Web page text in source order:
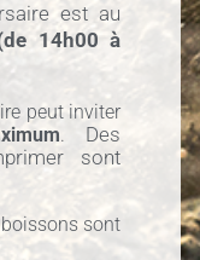
est au
14h00 à
peut inviter
. Des
sont
boissons sont